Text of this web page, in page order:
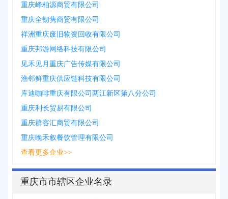
重庆峰柏源商贸有限公司
重庆全韧隽商贸有限公司
祥洲重庆废旧物资回收有限公司
重庆邦游网络科技有限公司
见禾见月重庆广告传媒有限公司
渔邻鲜重庆供应链科技有限公司
库迪咖啡重庆有限公司两江新区第八分公司
重庆利长贸易有限公司
重庆群容汇商贸有限公司
重庆晚禾叙餐饮管理有限公司
查看更多企业>>
重庆市市辖区企业名录